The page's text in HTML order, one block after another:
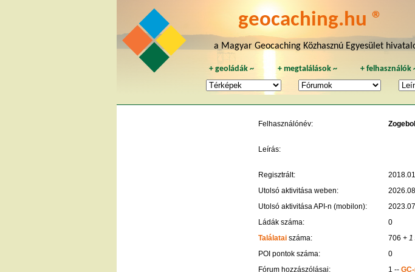
geocaching.hu ®
a Magyar Geocaching Közhasznú Egyesület
+geoládák ~ + megtalálások~ +felhasználók
Felhasználónév:
Leírás:
Regisztrált:
Utolsó aktivitása weben:
Utolsó aktivitása API-n (mobilon):
Ládák száma:
0
Találatai száma: 706 + 1
POI pontok száma:
0
Fórum hozzászólásai:
1 --